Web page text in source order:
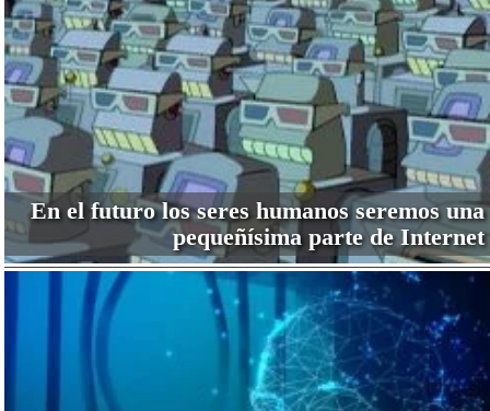
En el futuro los seres humanos seremos una
pequeñísima parte de Internet